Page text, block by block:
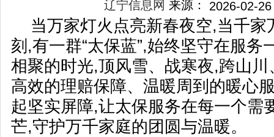
辽宁信息网 来源： 2026-02-
当万家灯火点亮新春夜空,当千家
刻,有一群“太保蓝”,始终坚守在服务
相聚的时光,顶风雪、战寒夜,跨山
高效的理赔保障、温暖周到的暖心
起坚实屏障,让太保服务在每一个需
芒,守护万千家庭的团圆与温暖。